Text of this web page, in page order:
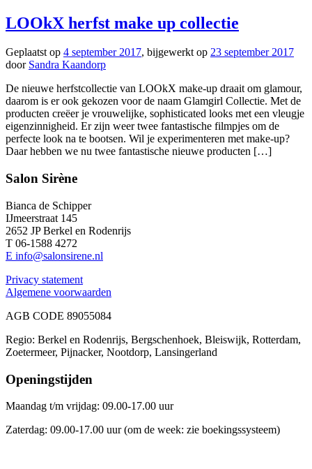
LOOkX herfst make up collectie
Geplaatst op 4 september 2017, bijgewerkt op 23 september 2017
door Sandra Kaandorp
De nieuwe herfstcollectie van LOOkX make-up draait om glamour,
daarom is er ook gekozen voor de naam Glamgirl Collectie. Met de
producten creëer je vrouwelijke, sophisticated looks met een vleugje
eigenzinnigheid. Er zijn weer twee fantastische filmpjes om de
perfecte look na te bootsen. Wil je experimenteren met make-up?
Daar hebben we nu twee fantastische nieuwe producten […]
Salon Sirène
Bianca de Schipper
IJmeerstraat 145
2652 JP Berkel en Rodenrijs
T 06-1588 4272
E info@salonsirene.nl
Privacy statement
Algemene voorwaarden
AGB CODE 89055084
Regio: Berkel en Rodenrijs, Bergschenhoek, Bleiswijk, Rotterdam,
Zoetermeer, Pijnacker, Nootdorp, Lansingerland
Openingstijden
Maandag t/m vrijdag: 09.00-17.00 uur
Zaterdag: 09.00-17.00 uur (om de week: zie boekingssysteem)